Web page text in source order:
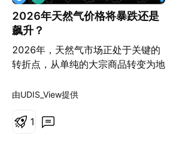
2026年天然气价格将暴跌还是
飙升？
2026年，天然气市场正处于关键的
转折点，从单纯的大宗商品转变为地
然气（LNG）产能的大幅激增被称
格局。美国实现了创纪录的日产
多
由UDIS_View提供
1